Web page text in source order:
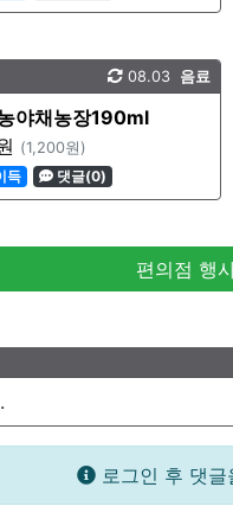
음료
08.03
야채농장190ml
(1,200원)
득 댓글(0)
편의점 행
로그인 후 댓